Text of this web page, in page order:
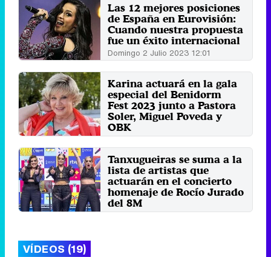
Las 12 mejores posiciones
de España en Eurovisión:
Cuando nuestra propuesta
fue un éxito internacional
Domingo 2 Julio 2023 12:01
Karina actuará en la gala
especial del Benidorm
Fest 2023 junto a Pastora
Soler, Miguel Poveda y
OBK
Viernes 28 Octubre 2022 17:06
Tanxugueiras se suma a la
lista de artistas que
actuarán en el concierto
homenaje de Rocío Jurado
del 8M
Jueves 17 Febrero 2022 23:59
VÍDEOS (19)